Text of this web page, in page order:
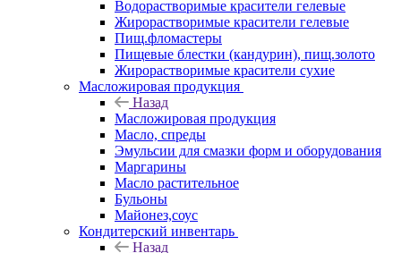
Водорастворимые красители гелевые
Жирорастворимые красители гелевые
Пищ.фломастеры
Пищевые блестки (кандурин), пищ.золото
Жирорастворимые красители сухие
Масложировая продукция
Назад
Масложировая продукция
Масло, спреды
Эмульсии для смазки форм и оборудования
Маргарины
Масло растительное
Бульоны
Майонез,соус
Кондитерский инвентарь
Назад